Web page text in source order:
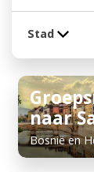
Stad
naar
Bosnië en